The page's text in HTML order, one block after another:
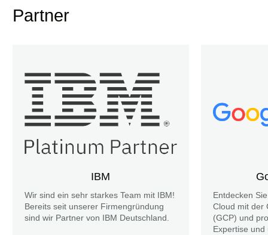
Partner
IBM
Wir sind ein sehr starkes Team mit IBM!
Bereits seit unserer Firmengründung
sind wir Partner von IBM Deutschland.
Entdecken
Cloud mit der
(GCP) und
Expertise